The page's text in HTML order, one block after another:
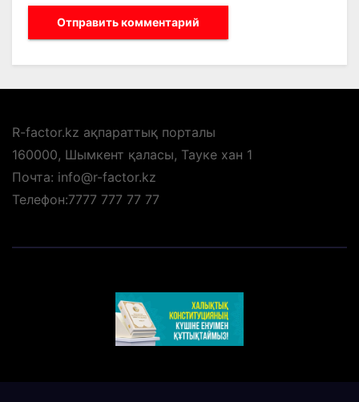
R-factor.kz ақпараттық порталы
160000, Шымкент қаласы, Тауке хан 1
Почта: info@r-factor.kz
Телефон:7777 777 77 77